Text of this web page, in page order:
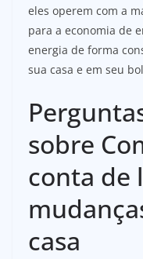
eles operem com a
para a economia de
energia de forma
sua casa e em seu
sobre
conta de
casa